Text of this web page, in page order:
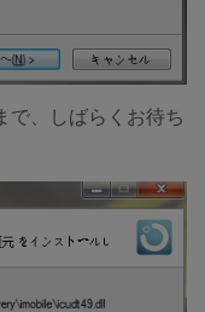
で、しばらくお待ち